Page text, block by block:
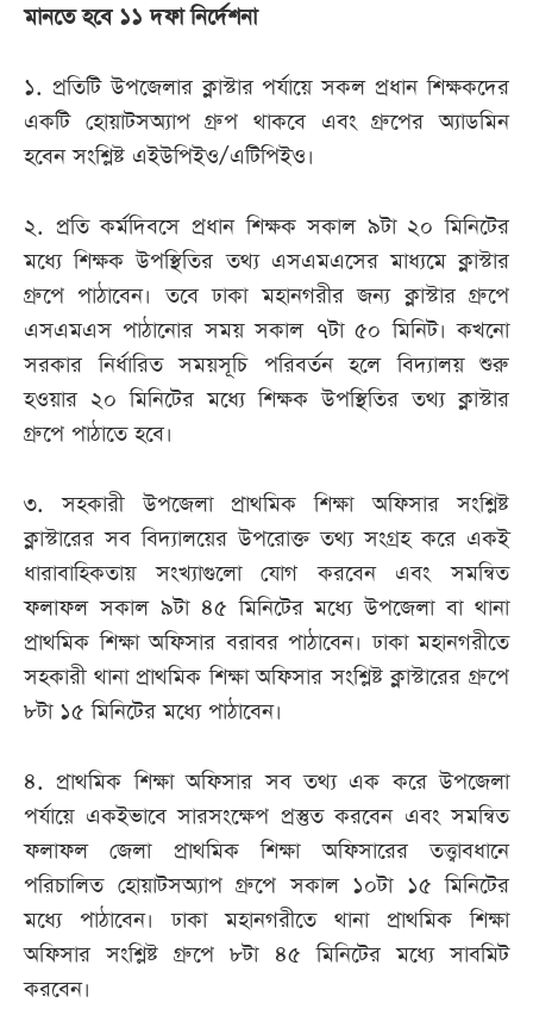
মানতে হবে ১১ দফা নির্দেশনা
১. প্রতিটি উপজেলার ক্লাস্টার পর্যায়ে সকল প্রধান শিক্ষকদের
একটি হোয়াটসঅ্যাপ গ্রুপ থাকবে এবং গ্রুপের অ্যাডমিন
হবেন সংশ্লিষ্ট এইউপিইও/এটিপিইও।
২. প্রতি কর্মদিবসে প্রধান শিক্ষক সকাল ৯টা ২০ মিনিটের
মধ্যে শিক্ষক উপস্থিতির তথ্য এসএমএসের মাধ্যমে ক্লাস্টার
গ্রুপে পাঠাবেন। তবে ঢাকা মহানগরীর জন্য ক্লাস্টার গ্রুপে
এসএমএস পাঠানোর সময় সকাল ৭টা ৫০ মিনিট। কখনো
সরকার নির্ধারিত সময়সূচি পরিবর্তন হলে বিদ্যালয় শুরু
হওয়ার ২০ মিনিটের মধ্যে শিক্ষক উপস্থিতির তথ্য ক্লাস্টার
গ্রুপে পাঠাতে হবে।
৩. সহকারী উপজেলা প্রাথমিক শিক্ষা অফিসার সংশ্লিষ্ট
ক্লাস্টারের সব বিদ্যালয়ের উপরোক্ত তথ্য সংগ্রহ করে একই
ধারাবাহিকতায় সংখ্যাগুলো যোগ করবেন এবং সমন্বিত
ফলাফল সকাল ৯টা ৪৫ মিনিটের মধ্যে উপজেলা বা থানা
প্রাথমিক শিক্ষা অফিসার বরাবর পাঠাবেন। ঢাকা মহানগরীতে
সহকারী থানা প্রাথমিক শিক্ষা অফিসার সংশ্লিষ্ট ক্লাস্টারের গ্রুপে
৮টা ১৫ মিনিটের মধ্যে পাঠাবেন।
৪. প্রাথমিক শিক্ষা অফিসার সব তথ্য এক করে উপজেলা
পর্যায়ে একইভাবে সারসংক্ষেপ প্রস্তুত করবেন এবং সমন্বিত
ফলাফল জেলা প্রাথমিক শিক্ষা অফিসারের তত্ত্বাবধানে
পরিচালিত হোয়াটসঅ্যাপ গ্রুপে সকাল ১০টা ১৫ মিনিটের
মধ্যে পাঠাবেন। ঢাকা মহানগরীতে থানা প্রাথমিক শিক্ষা
অফিসার সংশ্লিষ্ট গ্রুপে ৮টা ৪৫ মিনিটের মধ্যে সাবমিট
করবেন।